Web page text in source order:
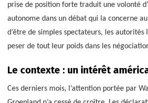
prise de position forte traduit une volonté
autonome dans un débat qui la concerne
d’être de simples spectateurs, les autorités
peser de tout leur poids dans les
Le contexte : un intérêt
Ces derniers mois, l’attention portée par